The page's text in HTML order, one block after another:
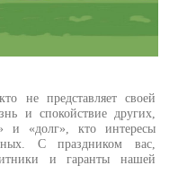
не представляет своей
и спокойствие других,
и «долг», кто интересы
С праздником вас,
и гаранты нашей